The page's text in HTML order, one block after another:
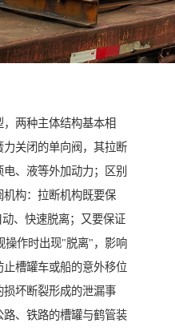
两种主体结构基本相
关闭的单向阀，其拉断
、液等外加动力；区别
构：拉断机构既要保
、快速脱离；又要保证
操作时出现"脱离"，影响
槽罐车或船的意外移位
坏断裂形成的泄漏事
、铁路的槽罐与鹤管装